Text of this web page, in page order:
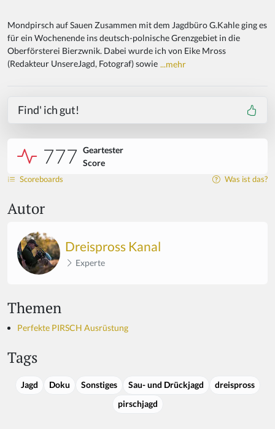
Mondpirsch auf Sauen Zusammen mit dem Jagdbüro G.Kahle ging es
für ein Wochenende ins deutsch-polnische Grenzgebiet in die
Oberförsterei Bierzwnik. Dabei wurde ich von Eike Mross
(Redakteur UnsereJagd, Fotograf) sowie ...mehr
Find' ich gut!
777 Geartester
Score
Scoreboards Was ist das?
Autor
Dreispross Kanal
Experte
Themen
Perfekte PIRSCH Ausrüstung
Tags
Jagd Doku Sonstiges Sau- und Drückjagd
dreispross
pirschjagd